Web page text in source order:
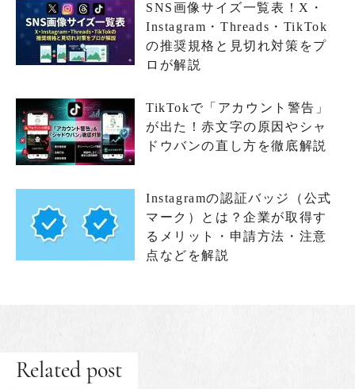
SNS画像サイズ一覧表！X・
Instagram・Threads・TikTok
の推奨規格と見切れ対策をプ
ロが解説
TikTokで「アカウント警告」
が出た！赤文字の原因やシャ
ドウバンの直し方を徹底解説
Instagramの認証バッジ（公式
マーク）とは？企業が取得す
るメリット・申請方法・注意
点などを解説
Related post